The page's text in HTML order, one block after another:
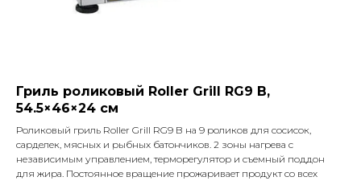
Гриль роликовый Roller Grill RG9 B,
54.5×46×24 см
Роликовый гриль Roller Grill RG9 B на 9 роликов для сосисок,
сарделек, мясных и рыбных батончиков. 2 зоны нагрева с
независимым управлением, терморегулятор и съемный поддон
для жира. Постоянное вращение прожаривает продукт со всех